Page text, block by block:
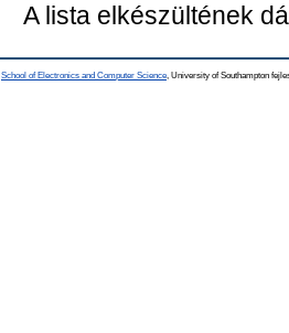
A lista elkészültének
School of Electronics and Computer Science , University of Southampton